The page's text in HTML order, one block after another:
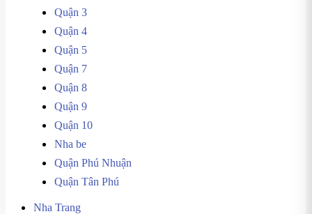
Quận 3
Quận 4
Quận 5
Quận 7
Quận 8
Quận 9
Quận 10
Nha be
Quận Phú Nhuận
Quận Tân Phú
Nha Trang